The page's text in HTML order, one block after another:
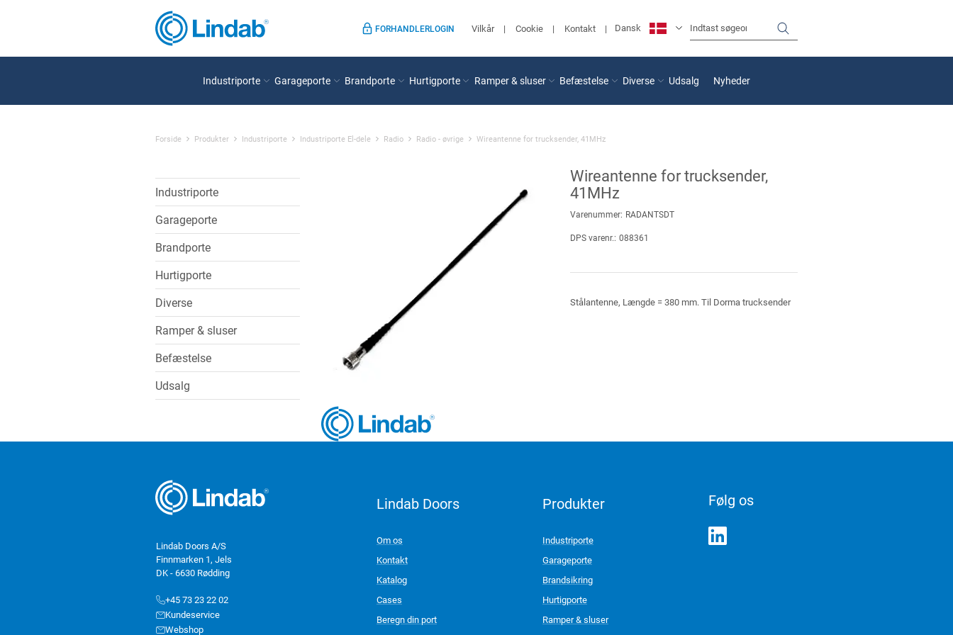
FORHANDLERLOGIN Vilkår Cookie Kontakt Dansk
Industriporte Garageporte Brandporte Hurtigporte Ramper & sluser Befæstelse Diverse Udsalg Nyheder
Forside Produkter Industriporte Industriporte El-dele Radio Radio - øvrige Wireantenne for trucksender, 41MHz
Industriporte
Garageporte
Brandporte
Hurtigporte
Diverse
Ramper & sluser
Befæstelse
Udsalg
Wireantenne for trucksender,
41MHz
Varenummer: RADANTSDT
DPS varenr.: 088361
Stålantenne, Længde = 380 mm. Til Dorma trucksender
Lindab Doors A/S
Finnmarken 1, Jels
DK - 6630 Rødding
+45 73 23 22 02
Kundeservice
Webshop
Lindab Doors
Om os
Kontakt
Katalog
Cases
Beregn din port
Produkter
Industriporte
Garageporte
Brandsikring
Hurtigporte
Ramper & sluser
Følg os